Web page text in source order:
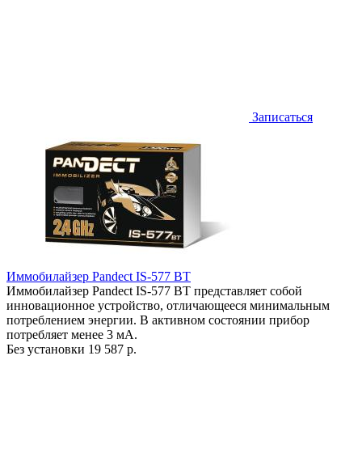
Записаться
Иммобилайзер Pandect IS-577 BT
Иммобилайзер Pandect IS-577 BT представляет собой
инновационное устройство, отличающееся минимальным
потреблением энергии. В активном состоянии прибор
потребляет менее 3 мА.
Без установки 19 587 р.